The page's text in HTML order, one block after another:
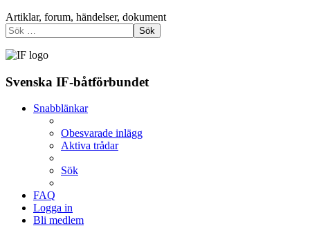
Artiklar, forum, händelser, dokument
Sök
Svenska IF-båtförbundet
Snabblänkar
Obesvarade inlägg
Aktiva trådar
Sök
FAQ
Logga in
Bli medlem